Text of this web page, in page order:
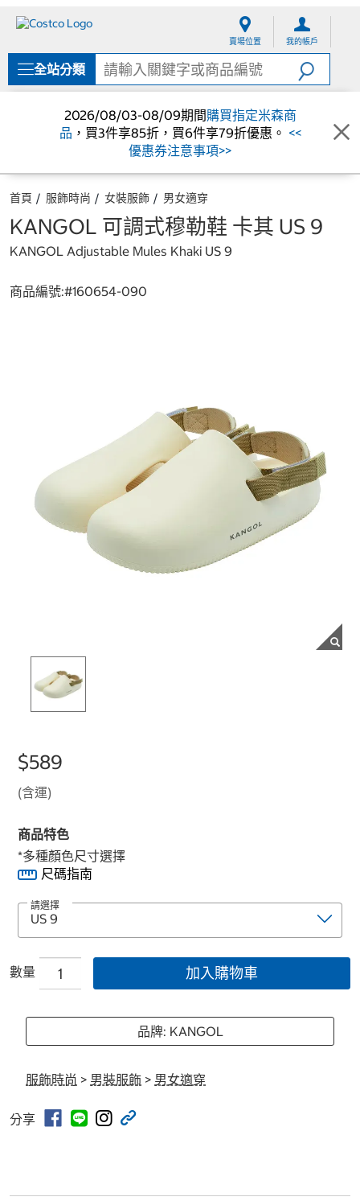
單
賣場位置 我的帳戶
全站分類
2026/08/03-08/09期間購買指定米森商
品 ，買3件享85折，買6件享79折優惠。 <<
優惠券注意事項>>
首頁 服飾時尚 女裝服飾 男女適穿
KANGOL 可調式穆勒鞋 卡其 US 9
KANGOL Adjustable Mules Khaki US 9
商品編號:#160654-090
$589
(含運)
商品特色
*多種顏色尺寸選擇
尺碼指南
請選擇
數量 加入購物車
品牌: KANGOL
服飾時尚 > 男裝服飾 > 男女適穿
分享